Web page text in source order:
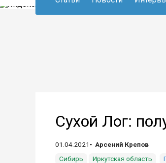
Сухой Лог:
01.04.2021
Арсений Крепов
Сибирь
Иркутская область